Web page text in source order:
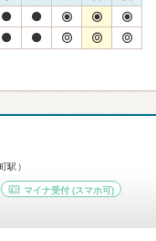
駅）
マイナ受付 (スマホ可)